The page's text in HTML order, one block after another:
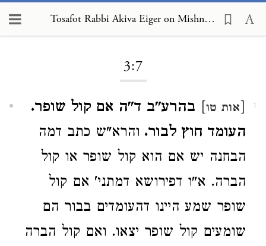
Tosafot Rabbi Akiva Eiger on Mishnah Rosh Hashanah 3:7
3:7
1
[אות טו] בהרע"ב ד"ה אם קול שופר.
העומד חוץ לבור. והרא"ש כתב דמה
הבחנה יש אם הוא קול שופר או קול
הברה. א"ו דפירושא דמתני' אם קול
שופר שמע היינו דהעומדים בבור הם
שומעים קול שופר יצאו. ואם קול הברה